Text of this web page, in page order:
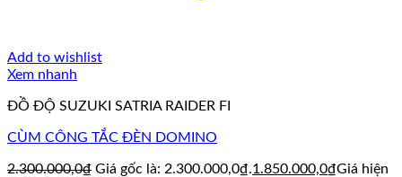
Add to wishlist
Xem nhanh
ĐỒ ĐỘ SUZUKI SATRIA RAIDER FI
CÙM CÔNG TẮC ĐÈN DOMINO
2.300.000,0₫ Giá gốc là: 2.300.000,0₫.1.850.000,0₫Giá hiện